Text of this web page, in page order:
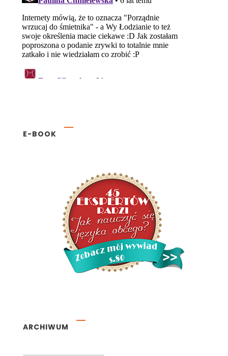
E-BOOK
ARCHIWUM